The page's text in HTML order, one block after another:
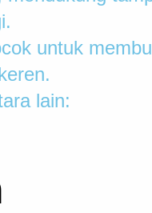
untuk
lain: